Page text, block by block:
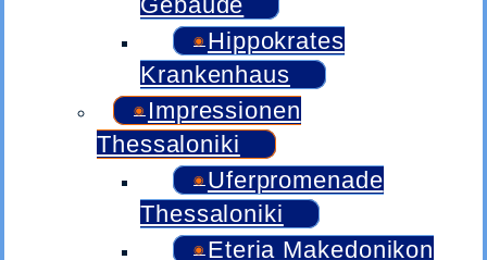
Hippokrates
Krankenhaus
Impressionen
Thessaloniki
Uferpromenade
Thessaloniki
Eteria Makedonikon